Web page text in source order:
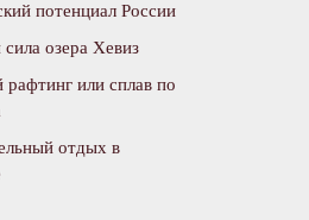
потенциал России
озера Хевиз
рафтинг или сплав по
отдых в